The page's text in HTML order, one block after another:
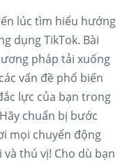
lúc tìm hiểu hướng
dụng TikTok. Bài
pháp tải xuống
vấn đề phổ biến
lực của bạn trong
chuẩn bị bước
mọi chuyển động
thú vị! Cho dù bạn